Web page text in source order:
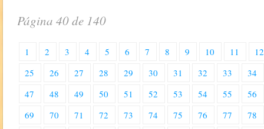
Página 40 de 140
1 2 3 4 5 6 7 8 9 10 11
12
25
26 27 28 29 30 31 32 33
34
47
48 49 50 51 52 53 54 55
56
69
70 71 72 73 74 75 76 77
78